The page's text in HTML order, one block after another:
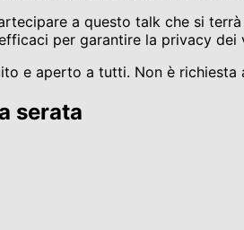
a questo talk che si terrà
per garantire la privacy
e aperto a tutti. Non è
serata